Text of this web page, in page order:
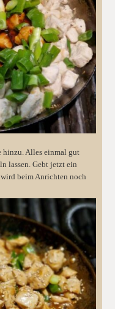
lassen. Gebt jetzt ein
beim Anrichten noch